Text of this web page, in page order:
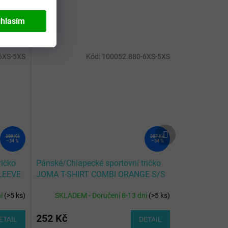
399 Kč
–34 %
(>5 ks)
5XS
387 Kč
–34 %
Pánské/Chlapecké sportovní tričko
JOMA T-SHIRT COMBI ORANGE S/S
SKLADEM - Doručení 8-13 dní(>5 ks)
252 Kč DETAIL
Kód: 100052.880-6XS-5XS
produkt